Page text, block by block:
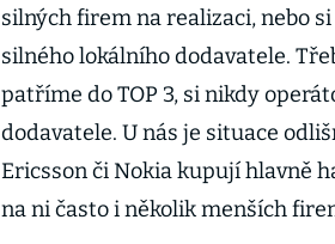
silných firem na realizaci, nebo
silného lokálního dodavatele.
patříme do TOP 3, si nikdy
dodavatele. U nás je situace
Ericsson či Nokia kupují hlavně
na ni často i několik menších